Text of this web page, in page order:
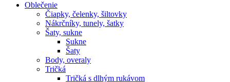
Oblečenie
Čiapky, čelenky, šiltovky
Nákrčníky, tunely, šatky
Šaty, sukne
Sukne
Šaty
Body, overaly
Tričká
Tričká s dlhým rukávom